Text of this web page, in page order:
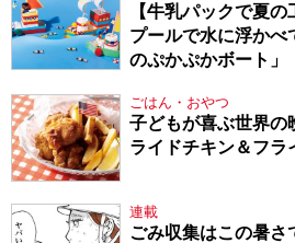
【牛乳パックで夏
プールで水に浮かべ
のぷかぷかボート」
ごはん・おやつ
子どもが喜ぶ世界の
ライドチキン＆フラ
連載
ごみ収集はこの暑